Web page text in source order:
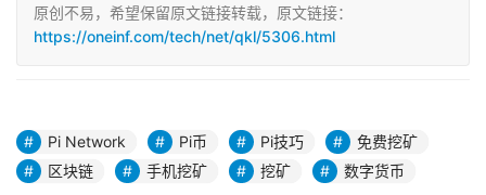
原创不易，希望保留原文链接转载，原文链接：
https://oneinf.com/tech/net/qkl/5306.html
Pi Network Pi币 Pi技巧
免费挖矿
区块链
手机挖矿 挖矿 数字货币